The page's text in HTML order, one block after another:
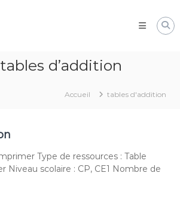
tables d’addition
Accueil tables d'addition
Type de ressources : Table
Niveau scolaire : CP, CE1 Nombre de